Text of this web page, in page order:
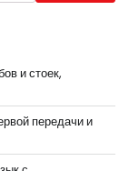
и стоек,
передачи и